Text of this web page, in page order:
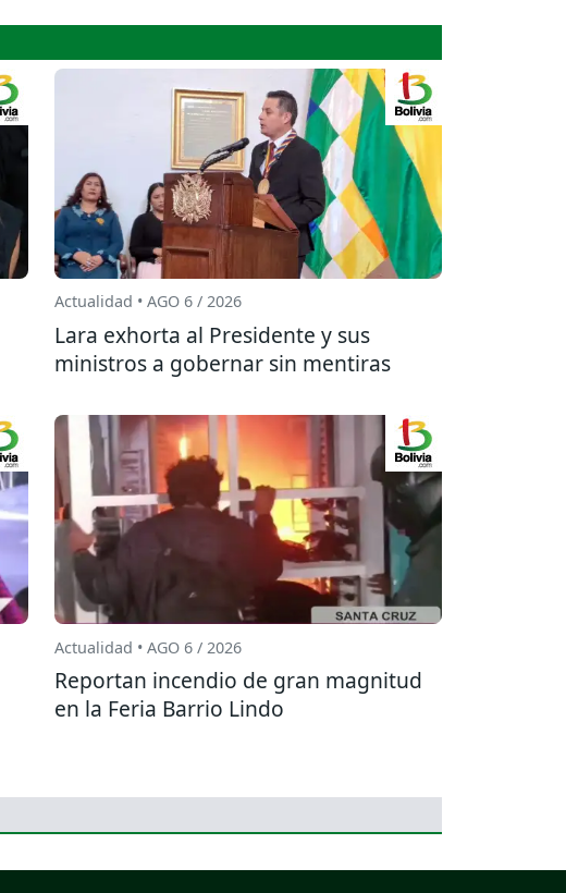
Actualidad • AGO 6 / 2026
Lara exhorta al Presidente y sus
ministros a gobernar sin mentiras
Actualidad • AGO 6 / 2026
Reportan incendio de gran magnitud
en la Feria Barrio Lindo